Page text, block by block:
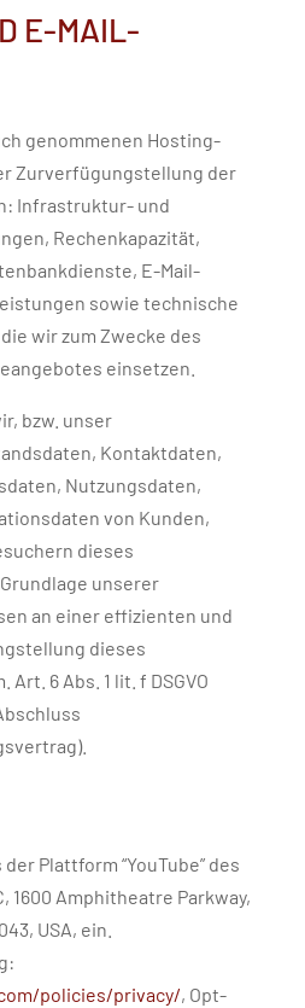
E-MAIL-
genommenen Hosting-
Zurverfügungstellung der
Infrastruktur- und
Rechenkapazität,
E-Mail-
sowie technische
wir zum Zwecke des
einsetzen.
bzw. unser
Kontaktdaten,
Nutzungsdaten,
von Kunden,
dieses
unserer
an einer effizienten und
dieses
6 Abs. 1 lit. f DSGVO
Plattform “YouTube” des
1600 Amphitheatre Parkway,
USA, ein.
policies/privacy/, Opt-